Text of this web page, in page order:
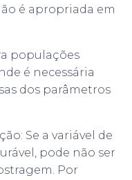
é apropriada em
populações
é necessária
dos parâmetros
Se a variável de
pode não ser
Por